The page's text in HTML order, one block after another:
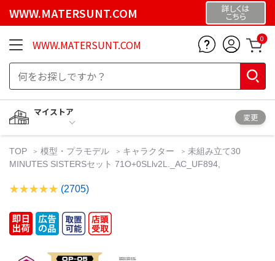
WWW.MATERSUNT.COM 詳しくは
こちら
WWW.MATERSUNT.COM 0
マイストア
変更
TOP 模型・プラモデル キャラクター
未組み立て30
MINUTES SISTERSセット 71O+0SLlv2L._AC_UF894,
(2705)